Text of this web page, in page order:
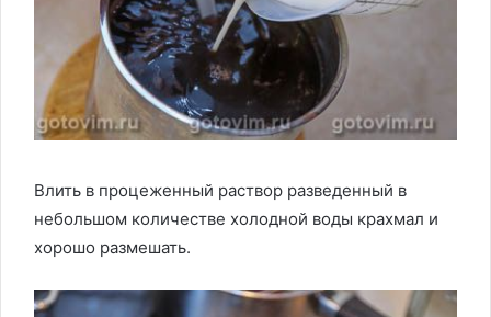
Влить в процеженный раствор разведенный в
небольшом количестве холодной воды крахмал и
хорошо размешать.